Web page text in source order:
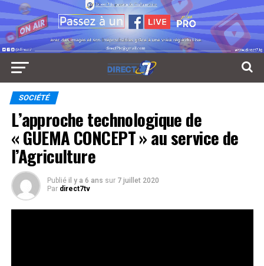
SOCIÉTÉ
L’approche technologique de
« GUEMA CONCEPT » au service de
l’Agriculture
Publié il y a 6 ans sur 7 juillet 2020
Par direct7tv